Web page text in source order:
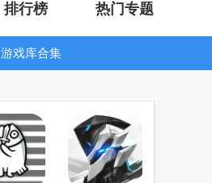
排行榜 热门专题
游戏库合集
看器